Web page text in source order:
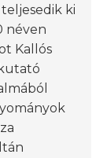
ki
néven
Kallós